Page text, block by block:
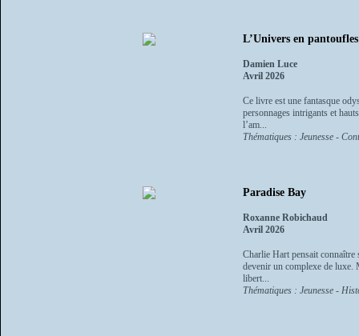
L’Univers en
Damien Luce
Avril 2026
Ce livre est une fantasque
personnages intrigants et
l’am...
Thématiques : Jeunesse -
Paradise Bay
Roxanne Robichaud
Avril 2026
Charlie Hart pensait connaître
devenir un complexe de luxe.
libert...
Thématiques : Jeunesse -